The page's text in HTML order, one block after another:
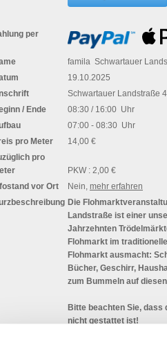
per
famila Schwartauer
19.10.2025
Schwartauer Landstraße
/ Ende
08:30 / 16:00 Uhr
07:00 - 08:30 Uhr
pro Meter
14,00 €
pro
PKW : 2,00 €
vor Ort
Nein, mehr erfahren
Die
Landstraße ist einer
Jahrzehnten
Flohmarkt im
Flohmarkt ausmacht:
Bücher, Geschirr,
zum Bummeln auf
Bitte beachten Sie,
nicht gestattet ist!